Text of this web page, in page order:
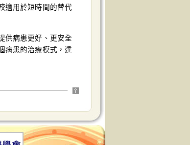
適用於短時間的替代
供病患更好、更安全
病患的治療模式，達